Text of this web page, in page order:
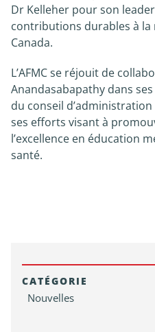
CATÉGORIE
Nouvelles
Dr Kelleher pour son
contributions durables à
Canada.
L’AFMC se réjouit de
Anandasabapathy dans
du conseil d’administration
ses efforts visant à
l’excellence en éducation
santé.